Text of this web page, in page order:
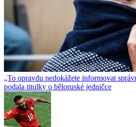
„To opravdu nedokážete informovat
podala titulky o běloruské jedničce